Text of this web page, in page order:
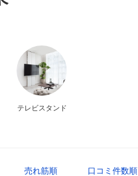
テレビスタンド
売れ筋順 口コミ件数順